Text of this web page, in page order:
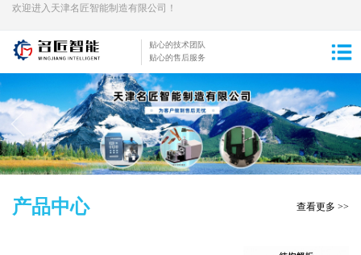
欢迎进入天津名匠智能制造有限公司！
贴心的技术团队
贴心的售后服务
产品中心 查看更多 >>